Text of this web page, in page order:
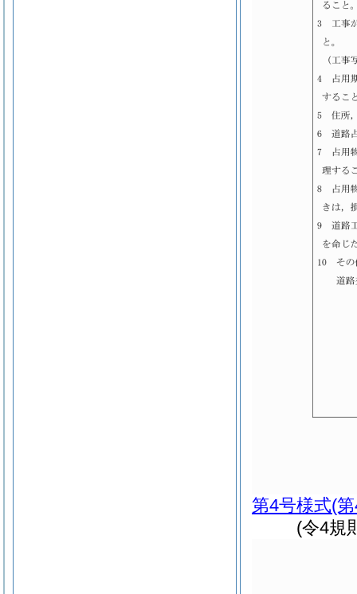
第4号様式(
(令4規